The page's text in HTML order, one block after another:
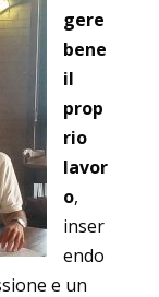
gere
bene
il
prop
rio
lavor
o,
inser
endo
e un